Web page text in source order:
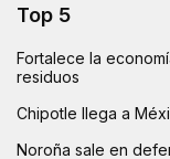
Top 5
Fortalece la
residuos
Chipotle llega a
Noroña sale en